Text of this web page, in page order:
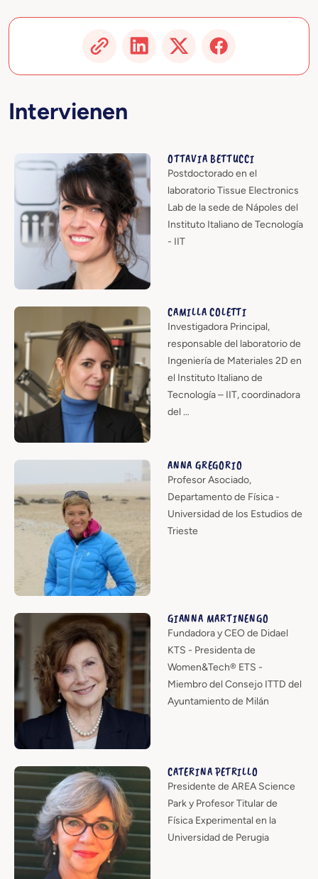
Intervienen
OTTAVIA BETTUCCI
Postdoctorado en el
laboratorio Tissue Electronics
Lab de la sede de Nápoles del
Instituto Italiano de Tecnología
- IIT
CAMILLA COLETTI
Investigadora Principal,
responsable del laboratorio de
Ingeniería de Materiales 2D en
el Instituto Italiano de
Tecnología – IIT, coordinadora
del …
ANNA GREGORIO
Profesor Asociado,
Departamento de Física -
Universidad de los Estudios de
Trieste
GIANNA MARTINENGO
Fundadora y CEO de Didael
KTS - Presidenta de
Women&Tech® ETS -
Miembro del Consejo ITTD del
Ayuntamiento de Milán
CATERINA PETRILLO
Presidente de AREA Science
Park y Profesor Titular de
Física Experimental en la
Universidad de Perugia